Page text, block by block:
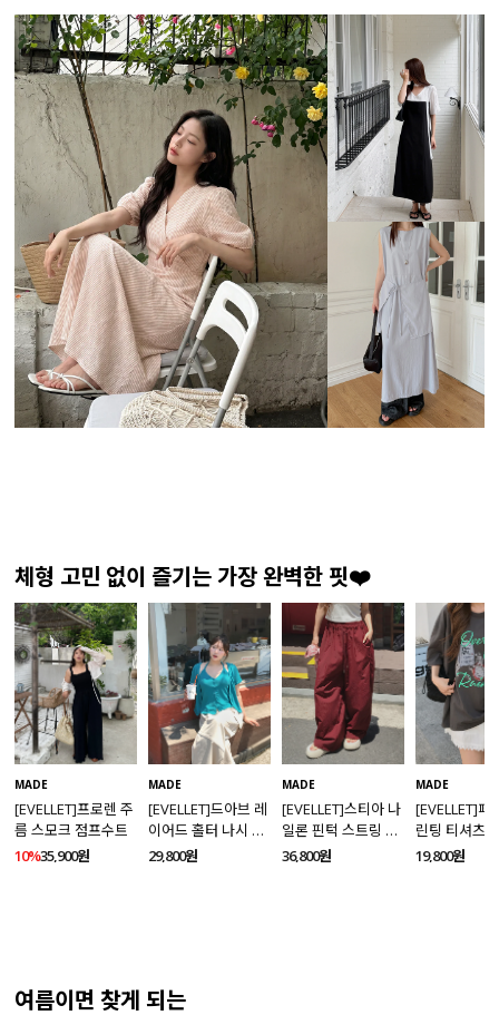
체형 고민 없이 즐기는 가장 완벽한 핏❤️
MADE
[EVELLET]프로렌 주
름 스모크 점프수트
10%35,900원
MADE
[EVELLET]드아브 레
이어드 홀터 나시 가
디건 티셔츠
29,800원
MADE
[EVELLET]스티아 나
일론 핀턱 스트링 커
브드 밴딩팬츠
36,800원
MADE
[EVELLET]페
린팅 티셔츠
19,800원
여름이면 찾게 되는